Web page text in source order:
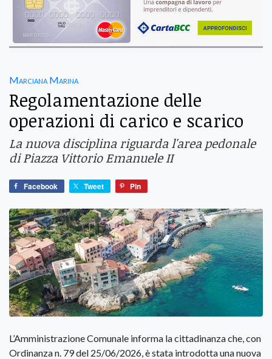
Marciana Marina
Regolamentazione delle
operazioni di carico e scarico
La nuova disciplina riguarda l'area pedonale
di Piazza Vittorio Emanuele II
Facebook Tweet Pin
L’Amministrazione Comunale informa la cittadinanza che, con
Ordinanza n. 79 del 25/06/2026, è stata introdotta una nuova